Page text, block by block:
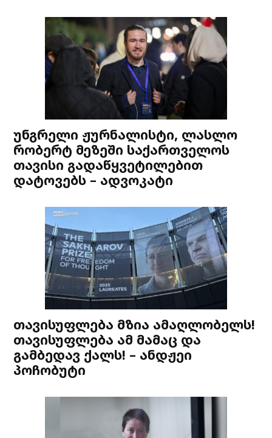
უნგრელი ჟურნალისტი, ლასლო
რობერტ მეზეში საქართველოს
თავისი გადაწყვეტილებით
დატოვებს – ადვოკატი
თავისუფლება მზია ამაღლობელს!
თავისუფლება ამ მამაც და
გამბედავ ქალს! – ანდჟეი
პოჩობუტი